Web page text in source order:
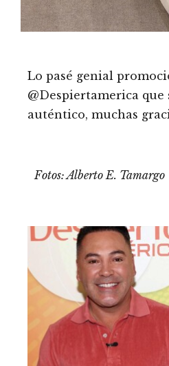
Lo pasé genial
@Despiertamerica
auténtico, muchas
Fotos: Alberto E. Tamargo